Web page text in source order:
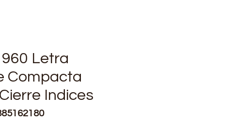
Letra
Compacta
Indices